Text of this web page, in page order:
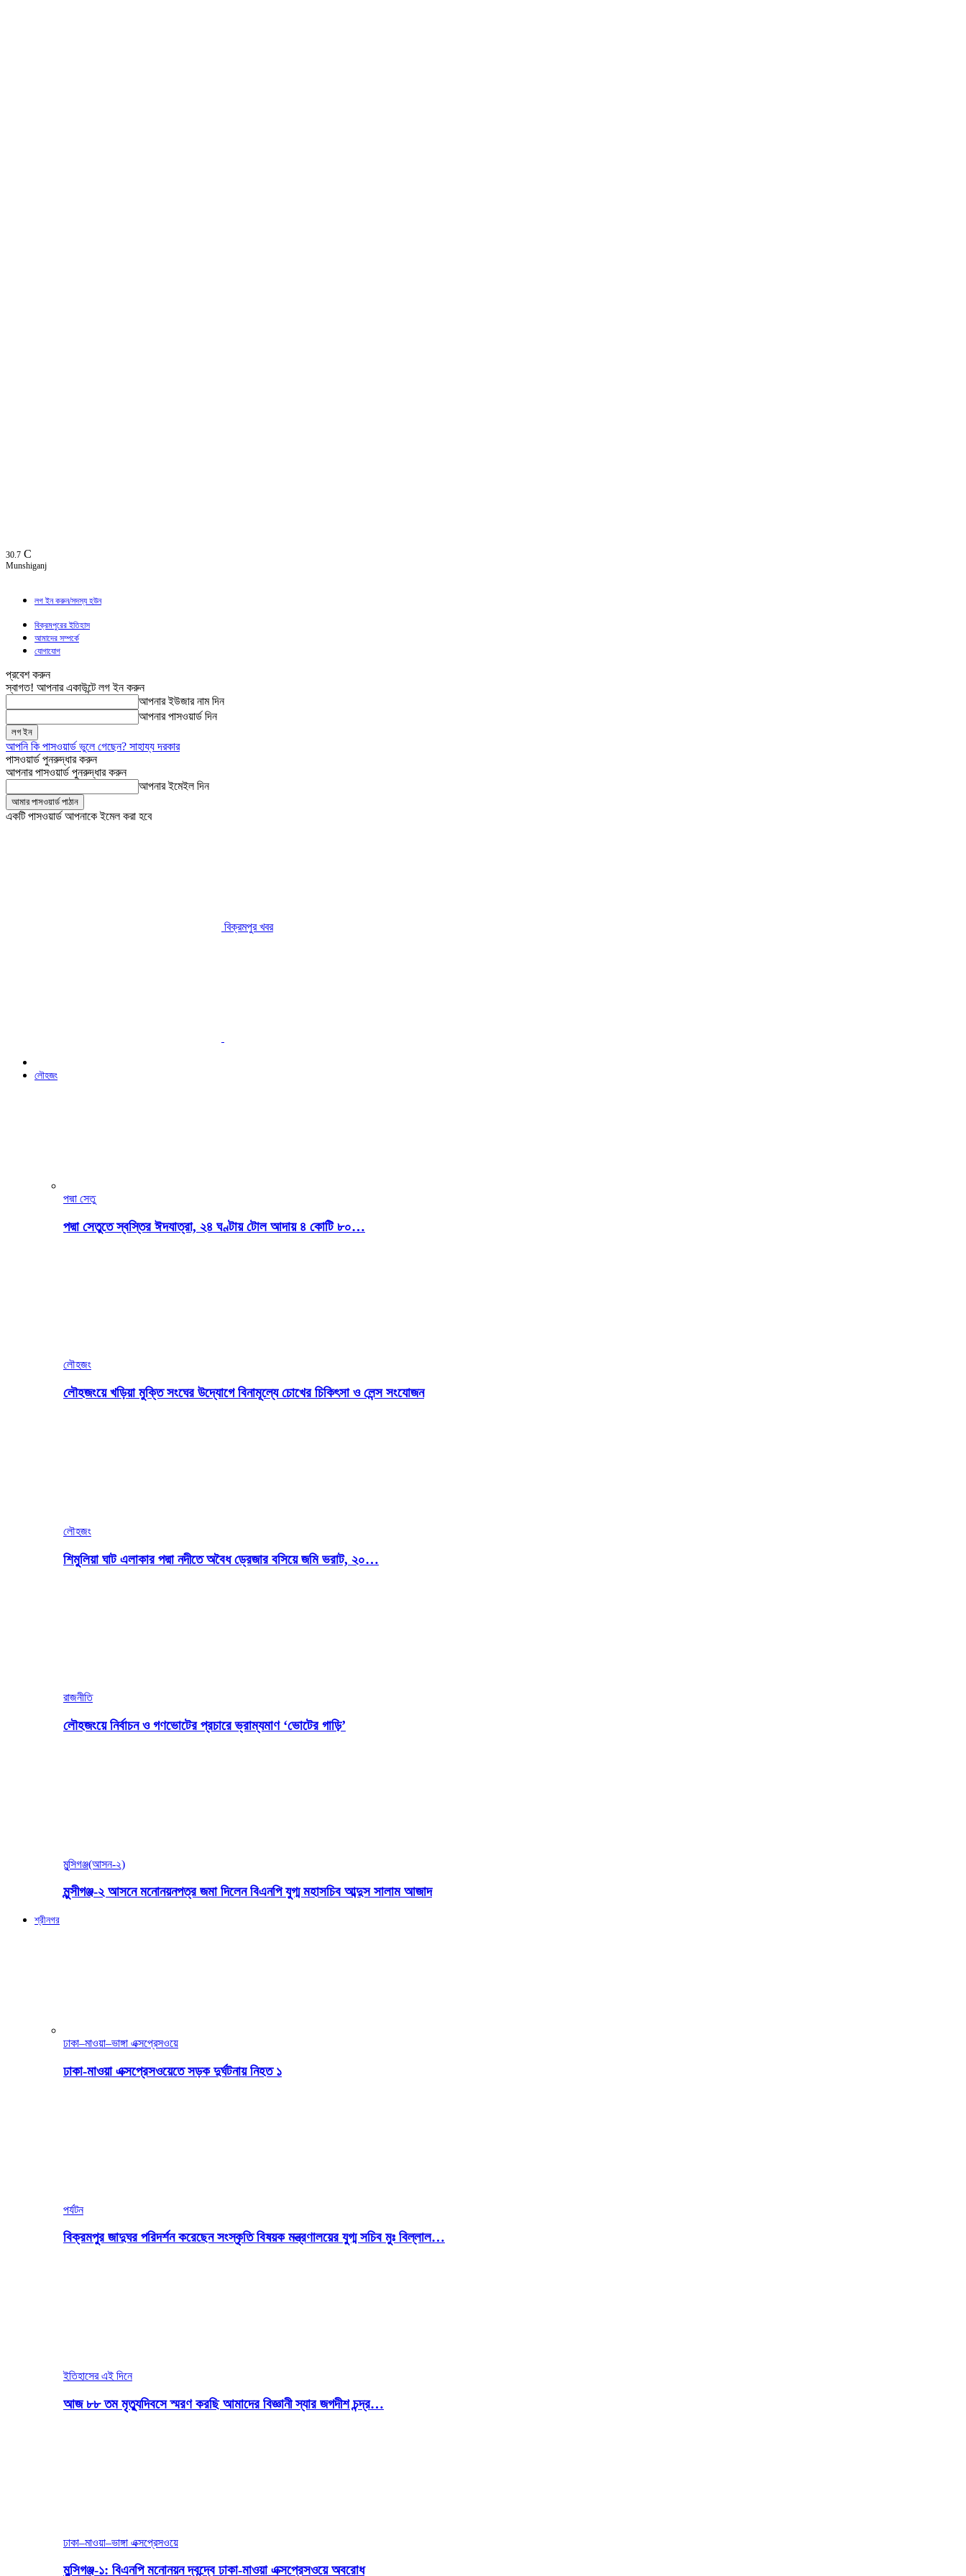
30.7 C
Munshiganj
লগ ইন করুন/সদস্য হউন
বিক্রমপুরের ইতিহাস
আমাদের সম্পর্কে
যোগাযোগ
প্রবেশ করুন
স্বাগত! আপনার একাউন্টে লগ ইন করুন
আপনার ইউজার নাম দিন
আপনার পাসওয়ার্ড দিন
আপনি কি পাসওয়ার্ড ভুলে গেছেন? সাহায্য দরকার
পাসওয়ার্ড পুনরুদ্ধার করুন
আপনার পাসওয়ার্ড পুনরুদ্ধার করুন
আপনার ইমেইল দিন
একটি পাসওয়ার্ড আপনাকে ইমেল করা হবে
বিক্রমপুর খবর
লৌহজং
পদ্মা সেতু
পদ্মা সেতুতে স্বস্তির ঈদযাত্রা, ২৪ ঘণ্টায় টোল আদায় ৪ কোটি ৮০…
লৌহজং
লৌহজংয়ে খড়িয়া মুক্তি সংঘের উদ্যোগে বিনামূল্যে চোখের চিকিৎসা ও লেন্স সংযোজন
লৌহজং
শিমুলিয়া ঘাট এলাকার পদ্মা নদীতে অবৈধ ড্রেজার বসিয়ে জমি ভরাট, ২০…
রাজনীতি
লৌহজংয়ে নির্বাচন ও গণভোটের প্রচারে ভ্রাম্যমাণ ‘ভোটের গাড়ি’
মুন্সিগঞ্জ(আসন-২)
মুন্সীগঞ্জ-২ আসনে মনোনয়নপত্র জমা দিলেন বিএনপি যুগ্ম মহাসচিব আব্দুস সালাম আজাদ
শ্রীনগর
ঢাকা–মাওয়া–ভাঙ্গা এক্সপ্রেসওয়ে
ঢাকা-মাওয়া এক্সপ্রেসওয়েতে সড়ক দুর্ঘটনায় নিহত ১
পর্যটন
বিক্রমপুর জাদুঘর পরিদর্শন করেছেন সংস্কৃতি বিষয়ক মন্ত্রণালয়ের যুগ্ম সচিব মুঃ বিল্লাল…
ইতিহাসের এই দিনে
আজ ৮৮ তম মৃত্যুদিবসে স্মরণ করছি আমাদের বিজ্ঞানী স্যার জগদীশ চন্দ্র…
ঢাকা–মাওয়া–ভাঙ্গা এক্সপ্রেসওয়ে
মুন্সিগঞ্জ-১: বিএনপি মনোনয়ন দ্বন্দ্বে ঢাকা-মাওয়া এক্সপ্রেসওয়ে অবরোধ